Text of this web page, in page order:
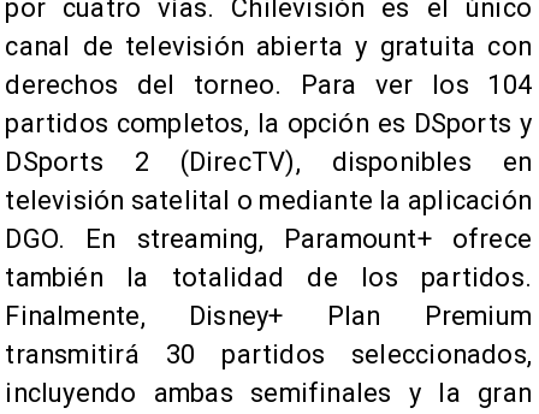
por cuatro vías. Chilevisión es el único
canal de televisión abierta y gratuita con
derechos del torneo. Para ver los 104
partidos completos, la opción es DSports y
DSports 2 (DirecTV), disponibles en
televisión satelital o mediante la aplicación
DGO. En streaming, Paramount+ ofrece
también la totalidad de los partidos.
Finalmente, Disney+ Plan Premium
transmitirá 30 partidos seleccionados,
incluyendo ambas semifinales y la gran